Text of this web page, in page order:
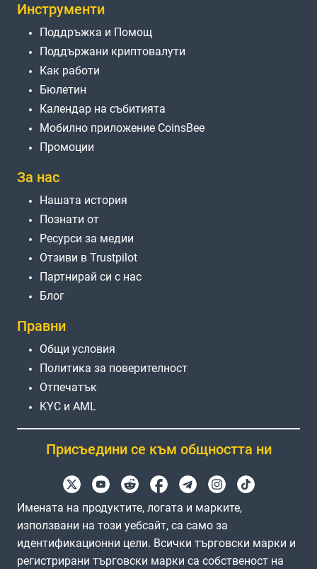
Инструменти
Поддръжка и Помощ
Поддържани криптовалути
Как работи
Бюлетин
Календар на събитията
Мобилно приложение CoinsBee
Промоции
За нас
Нашата история
Познати от
Ресурси за медии
Отзиви в Trustpilot
Партнирай си с нас
Блог
Правни
Общи условия
Политика за поверителност
Отпечатък
KYC и AML
Присъедини се към общността ни
Имената на продуктите, логата и марките,
използвани на този уебсайт, са само за
идентификационни цели. Всички търговски марки и
регистрирани търговски марки са собственост на